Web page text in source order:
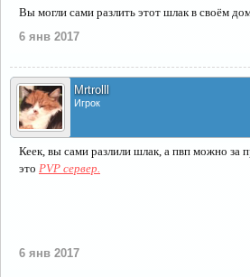
Вы могли сами разлить этот шлак в своём
6 янв 2017
Mrtrolll
Игрок
Кеек, вы сами разлили шлак, а пвп можно за
это PVP сервер.
6 янв 2017